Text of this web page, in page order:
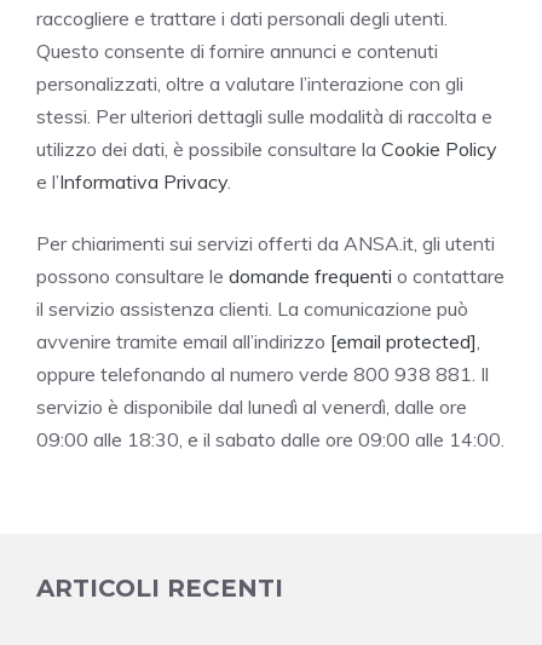
raccogliere e trattare i dati personali degli utenti.
Questo consente di fornire annunci e contenuti
personalizzati, oltre a valutare l’interazione con gli
stessi. Per ulteriori dettagli sulle modalità di raccolta e
utilizzo dei dati, è possibile consultare la Cookie Policy
e l’Informativa Privacy.
Per chiarimenti sui servizi offerti da ANSA.it, gli utenti
possono consultare le domande frequenti o contattare
il servizio assistenza clienti. La comunicazione può
avvenire tramite email all’indirizzo [email protected],
oppure telefonando al numero verde 800 938 881. Il
servizio è disponibile dal lunedì al venerdì, dalle ore
09:00 alle 18:30, e il sabato dalle ore 09:00 alle 14:00.
ARTICOLI RECENTI